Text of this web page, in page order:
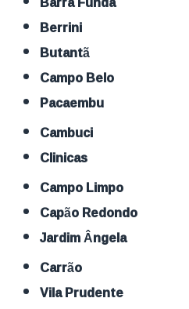
Berrini
Butantã
Campo Belo
Pacaembu
Cambuci
Clinicas
Campo Limpo
Capão Redondo
Jardim Ângela
Carrão
Vila Prudente